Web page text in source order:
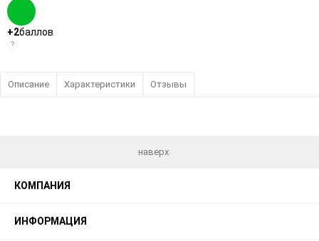
+2баллов
?
Описание Характеристики Отзывы
наверх
КОМПАНИЯ
ИНФОРМАЦИЯ